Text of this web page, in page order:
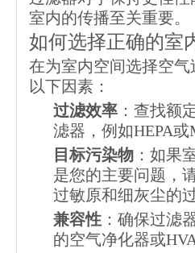
室内的传播至关重要。
如何选择正确的室
在为室内空间选择空
以下因素：
过滤效率 ：查找额
滤器，例如HEPA或
目标污染物 ：如果
是您的主要问题，
过敏原和细灰尘的
兼容性 ：确保过滤
的空气净化器或